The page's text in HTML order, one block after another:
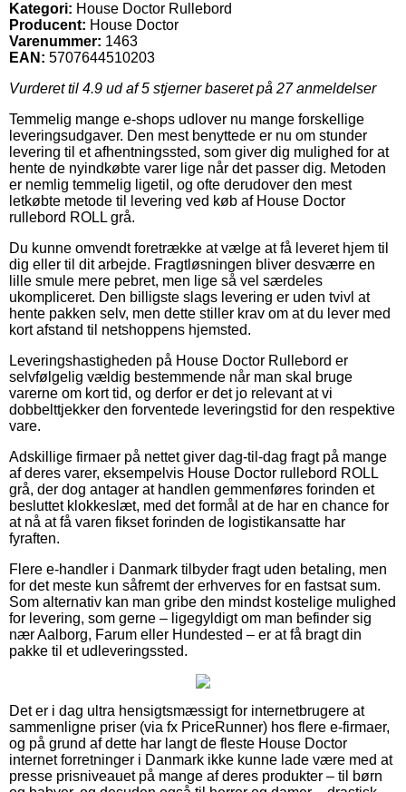
Kategori: House Doctor Rullebord
Producent: House Doctor
Varenummer: 1463
EAN: 5707644510203
Vurderet til 4.9 ud af 5 stjerner baseret på 27anmeldelser
Temmelig mange e-shops udlover nu mange forskellige
leveringsudgaver. Den mest benyttede er nu om stunder
levering til et afhentningssted, som giver dig mulighed for at
hente de nyindkøbte varer lige når det passer dig. Metoden
er nemlig temmelig ligetil, og ofte derudover den mest
letkøbte metode til levering ved køb af House Doctor
rullebord ROLL grå.
Du kunne omvendt foretrække at vælge at få leveret hjem til
dig eller til dit arbejde. Fragtløsningen bliver desværre en
lille smule mere pebret, men lige så vel særdeles
ukompliceret. Den billigste slags levering er uden tvivl at
hente pakken selv, men dette stiller krav om at du lever med
kort afstand til netshoppens hjemsted.
Leveringshastigheden på House Doctor Rullebord er
selvfølgelig vældig bestemmende når man skal bruge
varerne om kort tid, og derfor er det jo relevant at vi
dobbelttjekker den forventede leveringstid for den respektive
vare.
Adskillige firmaer på nettet giver dag-til-dag fragt på mange
af deres varer, eksempelvis House Doctor rullebord ROLL
grå, der dog antager at handlen gemmenføres forinden et
besluttet klokkeslæt, med det formål at de har en chance for
at nå at få varen fikset forinden de logistikansatte har
fyraften.
Flere e-handler i Danmark tilbyder fragt uden betaling, men
for det meste kun såfremt der erhverves for en fastsat sum.
Som alternativ kan man gribe den mindst kostelige mulighed
for levering, som gerne – ligegyldigt om man befinder sig
nær Aalborg, Farum eller Hundested – er at få bragt din
pakke til et udleveringssted.
Det er i dag ultra hensigtsmæssigt for internetbrugere at
sammenligne priser (via fx PriceRunner) hos flere e-firmaer,
og på grund af dette har langt de fleste House Doctor
internet forretninger i Danmark ikke kunne lade være med at
presse prisniveauet på mange af deres produkter – til børn